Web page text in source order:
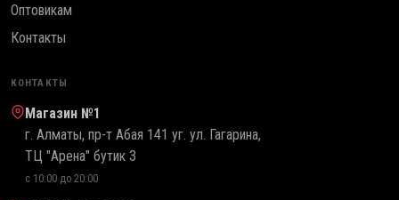
Оптовикам
Контакты
КОНТАКТЫ
Магазин №1
г. Алматы, пр-т Абая 141 уг. ул. Гагарина,
ТЦ "Арена" бутик 3
с 10:00 до 20:00